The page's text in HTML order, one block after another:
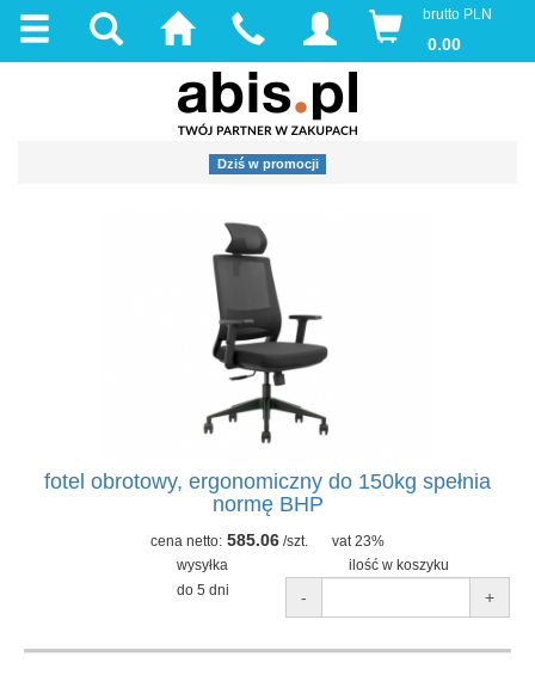
brutto PLN
0.00
Dziś w promocji
fotel obrotowy, ergonomiczny do 150kg spełnia
normę BHP
cena netto: 585.06 /szt.
vat 23%
wysyłka
ilość w koszyku
do 5 dni
- +